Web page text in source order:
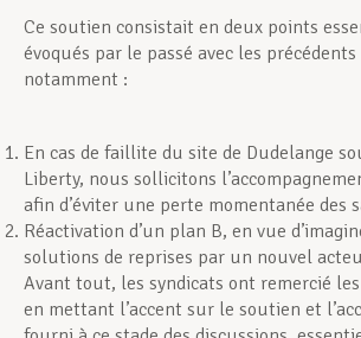
Ce soutien consistait en deux points
évoqués par le passé avec les
notamment :
En cas de faillite du site de Dudelange
Liberty, nous sollicitons
afin d’éviter une perte momentanée des
Réactivation d’un plan B, en vue
solutions de reprises par un nouvel
Avant tout, les syndicats ont remercié
en mettant l’accent sur le soutien et